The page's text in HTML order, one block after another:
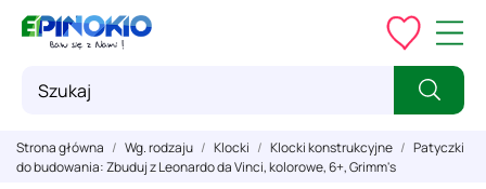
Strona główna Wg. rodzaju Klocki Klocki konstrukcyjne
Patyczki
do budowania: Zbuduj z Leonardo da Vinci, kolorowe, 6+, Grimm's